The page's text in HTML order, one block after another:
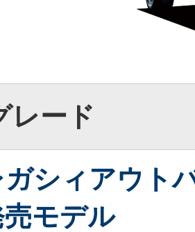
レード
ガシィアウト
モデル